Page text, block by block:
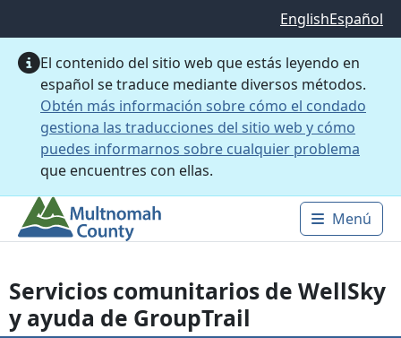
EnglishEspañol
El contenido del sitio web que estás leyendo en
español se traduce mediante diversos métodos.
Obtén más información sobre cómo el condado
gestiona las traducciones del sitio web y cómo
puedes informarnos sobre cualquier problema
que encuentres con ellas.
Main
Menú
Servicios comunitarios de WellSky
y ayuda de GroupTrail